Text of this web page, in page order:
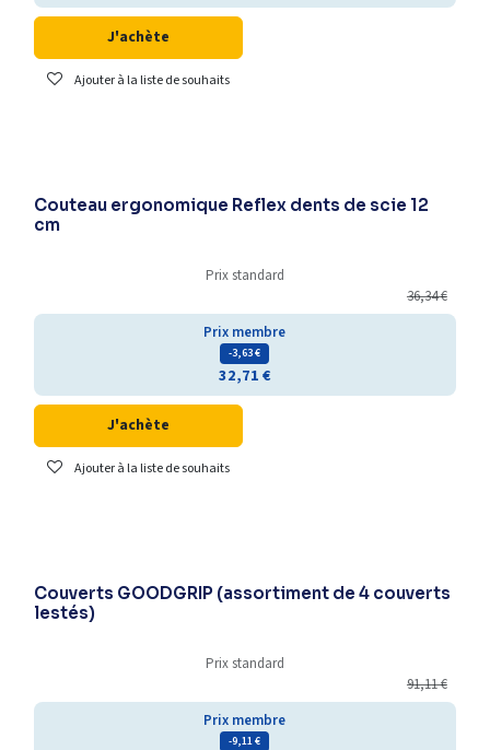
J'achète
Ajouter à la liste de souhaits
Couteau ergonomique Reflex dents de scie 12
cm
Prix standard
36,34€
Prix membre
- 3,63€
32,71€
J'achète
Ajouter à la liste de souhaits
Couverts GOODGRIP (assortiment de 4 couverts
lestés)
Prix standard
91,11€
Prix membre
- 9,11€